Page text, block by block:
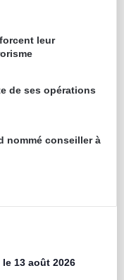
leur
de ses opérations
nommé conseiller à
13 août 2026